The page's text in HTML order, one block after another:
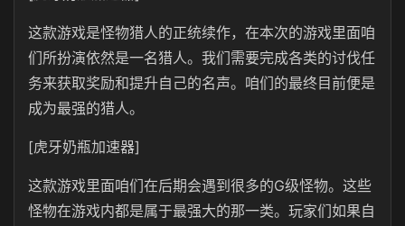
这款游戏是怪物猎人的正统续作，在本次的游戏里面咱
们所扮演依然是一名猎人。我们需要完成各类的讨伐任
务来获取奖励和提升自己的名声。咱们的最终目前便是
成为最强的猎人。
[虎牙奶瓶加速器]
这款游戏里面咱们在后期会遇到很多的G级怪物。这些
怪物在游戏内都是属于最强大的那一类。玩家们如果自